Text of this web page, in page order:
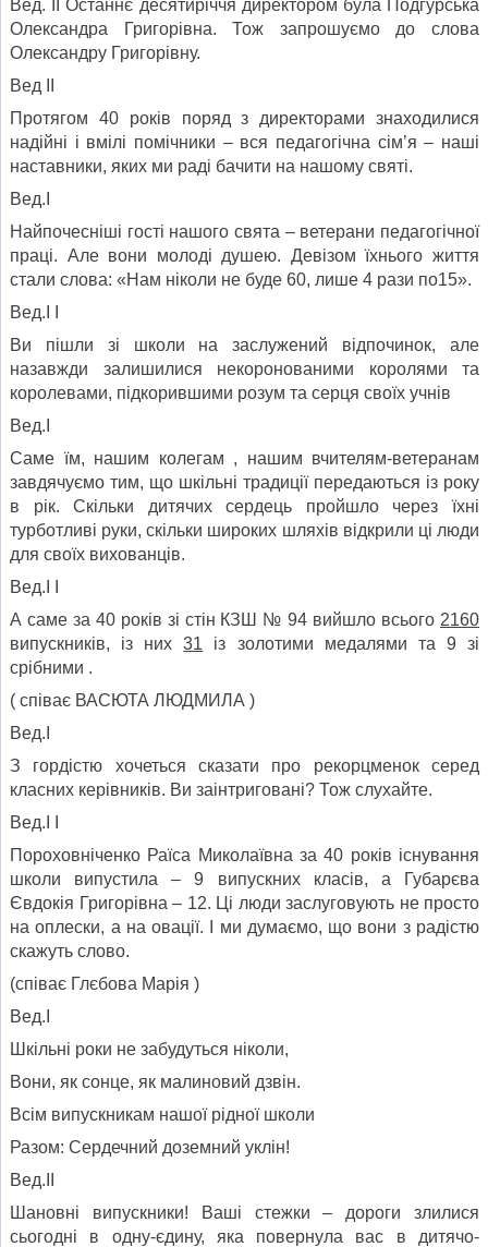
Вед. ІІ Останнє десятиріччя директором була Подгурська
Олександра Григорівна. Тож запрошуємо до слова
Олександру Григорівну.
Вед ІІ
Протягом 40 років поряд з директорами знаходилися
надійні і вмілі помічники – вся педагогічна сім’я – наші
наставники, яких ми раді бачити на нашому святі.
Вед.І
Найпочесніші гості нашого свята – ветерани педагогічної
праці. Але вони молоді душею. Девізом їхнього життя
стали слова: «Нам ніколи не буде 60, лише 4 рази по15».
Вед.І І
Ви пішли зі школи на заслужений відпочинок, але
назавжди залишилися некоронованими королями та
королевами, підкорившими розум та серця своїх учнів
Вед.І
Саме їм, нашим колегам , нашим вчителям-ветеранам
завдячуємо тим, що шкільні традиції передаються із року
в рік. Скільки дитячих сердець пройшло через їхні
турботливі руки, скільки широких шляхів відкрили ці люди
для своїх вихованців.
Вед.І І
А саме за 40 років зі стін КЗШ № 94 вийшло всього 2160
випускників, із них31 із золотими медалями та 9 зі
срібними .
( співає ВАСЮТА ЛЮДМИЛА )
Вед.І
З гордістю хочеться сказати про рекорцменок серед
класних керівників. Ви заінтриговані? Тож слухайте.
Вед.І І
Пороховніченко Раїса Миколаївна за 40 років існування
школи випустила – 9 випускних класів, а Губарєва
Євдокія Григорівна – 12. Ці люди заслуговують не просто
на оплески, а на овації. І ми думаємо, що вони з радістю
скажуть слово.
(співає Глєбова Марія )
Вед.І
Шкільні роки не забудуться ніколи,
Вони, як сонце, як малиновий дзвін.
Всім випускникам нашої рідної школи
Разом: Сердечний доземний уклін!
Вед.ІІ
Шановні випускники! Ваші стежки – дороги злилися
сьогодні в одну-єдину, яка повернула вас в дитячо-